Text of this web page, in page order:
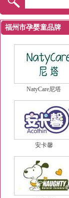
福州市孕婴童品牌
NatyCare尼塔
安卡馨